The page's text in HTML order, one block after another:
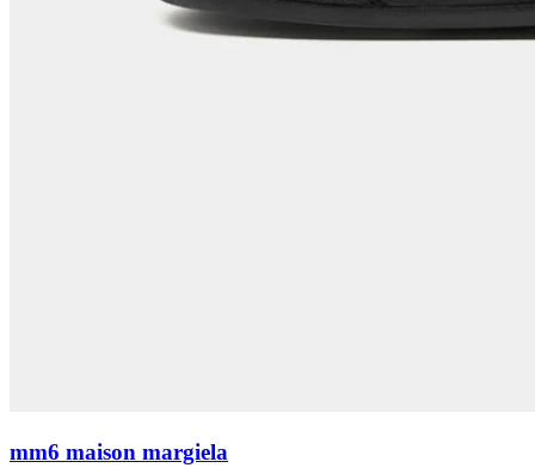
mm6 maison margiela